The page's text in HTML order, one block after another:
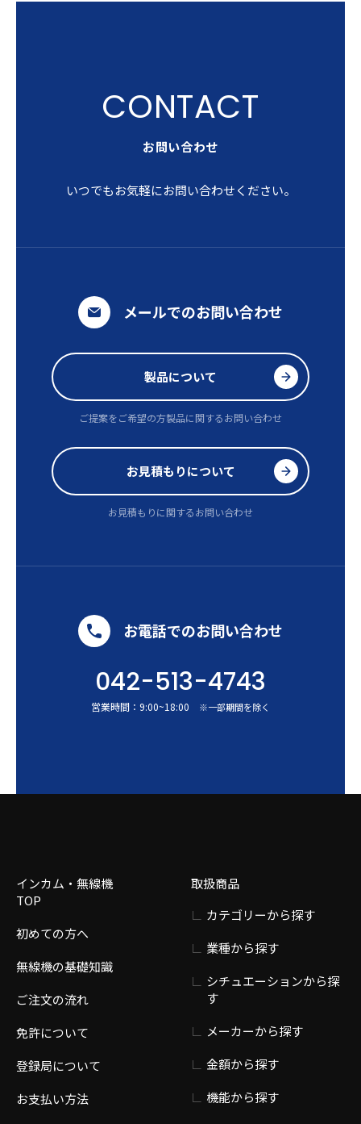
お問い合わせ
いつでもお気軽にお問い合わせください。
メールでのお問い合わせ
製品について
ご提案をご希望の方製品に関するお問い合わせ
お見積もりについて
お見積もりに関するお問い合わせ
お電話でのお問い合わせ
042-513-4743
営業時間： 9:00~18:00 ※一部期間を除く
インカム・無線機
TOP
初めての方へ
無線機の基礎知識
ご注文の流れ
免許について
登録局について
お支払い方法
取扱商品
カテゴリーから探す
業種から探す
シチュエーションから探
す
メーカーから探す
金額から探す
機能から探す